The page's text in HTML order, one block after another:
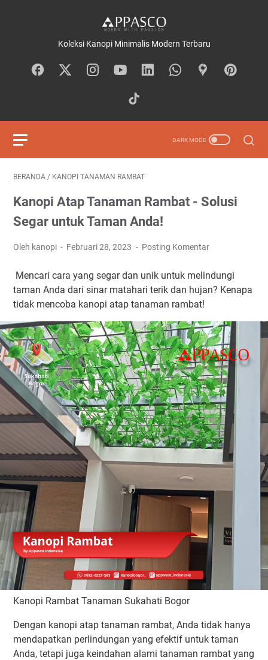
Koleksi Kanopi Minimalis Modern Terbaru
BERANDA / KANOPI TANAMAN RAMBAT
Kanopi Atap Tanaman Rambat - Solusi
Segar untuk Taman Anda!
Oleh kanopi Februari 28, 2023 Posting Komentar
Mencari cara yang segar dan unik untuk melindungi
taman Anda dari sinar matahari terik dan hujan? Kenapa
tidak mencoba kanopi atap tanaman rambat!
Kanopi Rambat Tanaman Sukahati Bogor
Dengan kanopi atap tanaman rambat, Anda tidak hanya
mendapatkan perlindungan yang efektif untuk taman
Anda, tetapi juga keindahan alami tanaman rambat yang